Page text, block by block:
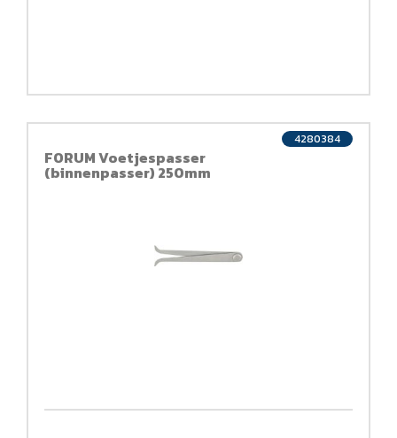
FORUM Voetjespasser
(binnenpasser) 250mm
4280384